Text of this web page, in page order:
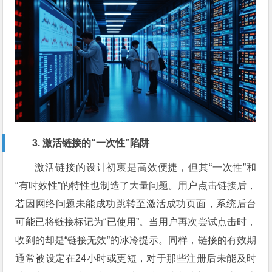
3. 激活链接的“一次性”陷阱
激活链接的设计初衷是高效便捷，但其“一次性”和
“有时效性”的特性也制造了大量问题。用户点击链接后，
若因网络问题未能成功跳转至激活成功页面，系统后台
可能已将链接标记为“已使用”。当用户再次尝试点击时，
收到的却是“链接无效”的冰冷提示。同样，链接的有效期
通常被设定在24小时或更短，对于那些注册后未能及时